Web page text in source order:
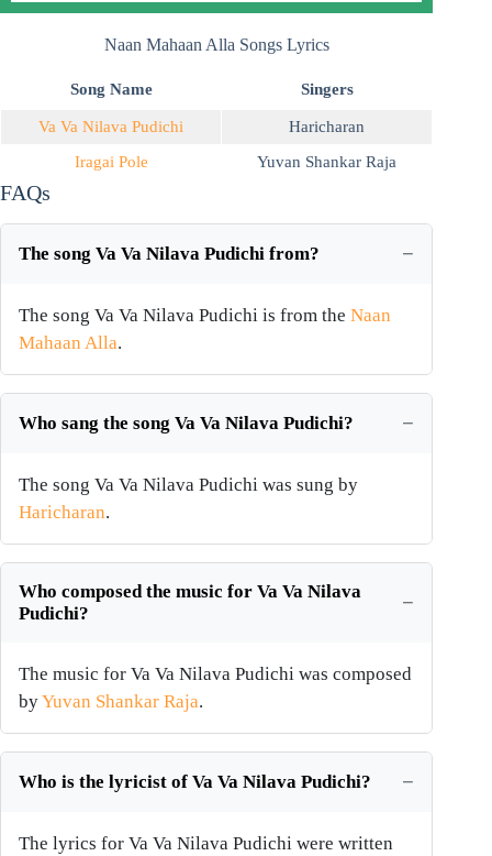
Naan Mahaan Alla Songs Lyrics
Song Name Singers
Va Va Nilava Pudichi
Haricharan
Iragai Pole
Yuvan Shankar Raja
FAQs
The song Va Va Nilava Pudichi from?
The song Va Va Nilava Pudichi is from the Naan
Mahaan Alla.
Who sang the song Va Va Nilava Pudichi?
The song Va Va Nilava Pudichi was sung by
Haricharan.
Who composed the music for Va Va Nilava
Pudichi?
The music for Va Va Nilava Pudichi was composed
byYuvan Shankar Raja.
Who is the lyricist of Va Va Nilava Pudichi?
The lyrics for Va Va Nilava Pudichi were written